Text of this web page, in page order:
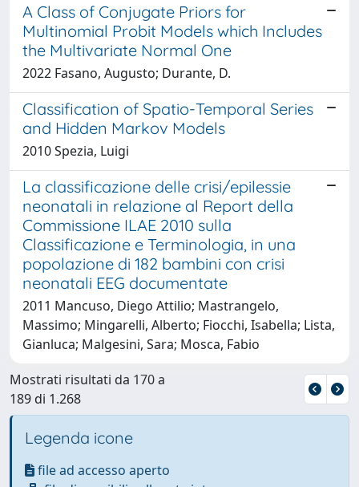
A Class of Conjugate Priors for
Multinomial Probit Models which Includes
the Multivariate Normal One
2022 Fasano, Augusto; Durante, D.
Classification of Spatio-Temporal Series
and Hidden Markov Models
2010 Spezia, Luigi
La classificazione delle crisi/epilessie
neonatali in relazione al Report della
Commissione ILAE 2010 sulla
Classificazione e Terminologia, in una
popolazione di 182 bambini con crisi
neonatali EEG documentate
2011 Mancuso, Diego Attilio; Mastrangelo,
Massimo; Mingarelli, Alberto; Fiocchi, Isabella; Lista,
Gianluca; Malgesini, Sara; Mosca, Fabio
Mostrati risultati da 170 a
189 di 1.268
Legenda icone
file ad accesso aperto